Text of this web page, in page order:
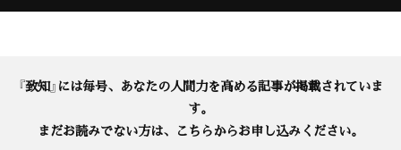
『致知』には毎号、あなたの人間力を高める記事が掲載されていま
す。
まだお読みでない方は、こちらからお申し込みください。